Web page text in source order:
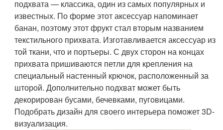
подхвата — классика, один из самых популярных и
известных. По форме этот аксессуар напоминает
банан, поэтому этот фрукт стал вторым названием
текстильного прихвата. Изготавливается аксессуар из
той ткани, что и портьеры. С двух сторон на концах
прихвата пришиваются петли для крепления на
специальный настенный крючок, расположенный за
шторой. Дополнительно подхват может быть
декорирован бусами, бечевками, пуговицами.
Подобрать дизайн для своего интерьера поможет 3D-
визуализация.